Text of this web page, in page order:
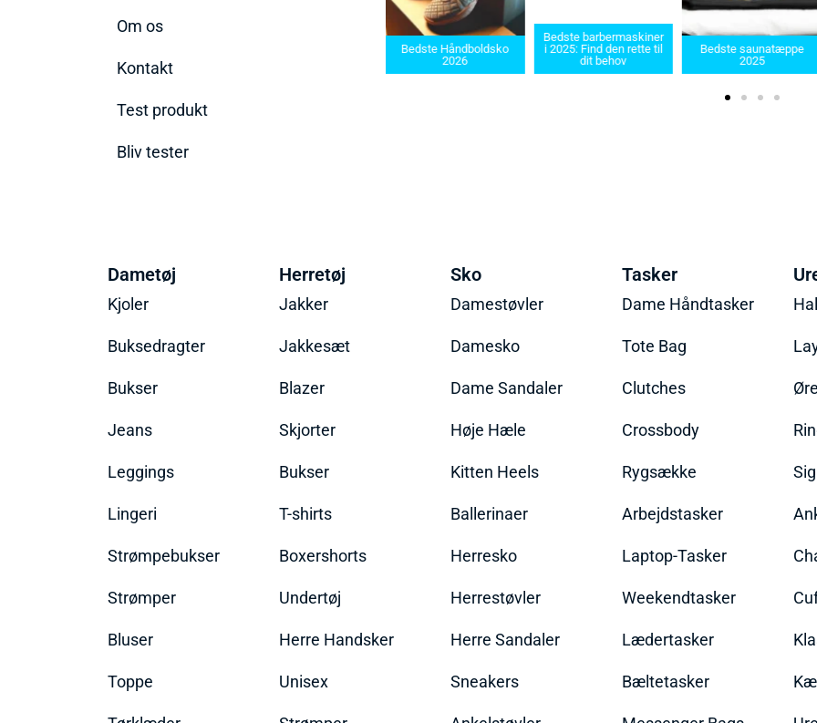
Om os
Kontakt
Test produkt
Bliv tester
2025
Bedste Håndboldsko
2026
Bedste barbermaskiner
i 2025: Find den rette til
dit behov
Bedste saunatæppe
2025
Dametøj
Kjoler
Buksedragter
Bukser
Jeans
Leggings
Lingeri
Strømpebukser
Strømper
Bluser
Toppe
Herretøj
Jakker
Jakkesæt
Blazer
Skjorter
Bukser
T-shirts
Boxershorts
Undertøj
Herre Handsker
Unisex
Sko
Damestøvler
Damesko
Dame Sandaler
Høje Hæle
Kitten Heels
Ballerinaer
Herresko
Herrestøvler
Herre Sandaler
Sneakers
Tasker
Dame Håndtasker
Tote Bag
Clutches
Crossbody
Rygsække
Arbejdstasker
Laptop-Tasker
Weekendtasker
Lædertasker
Bæltetasker